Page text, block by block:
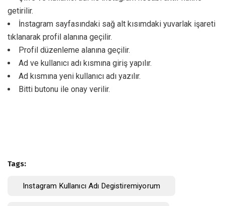
getirilir.
İnstagram sayfasındaki sağ alt kısımdaki yuvarlak işareti
tıklanarak profil alanına geçilir.
Profil düzenleme alanına geçilir.
Ad ve kullanıcı adı kısmına giriş yapılır.
Ad kısmına yeni kullanıcı adı yazılır.
Bitti butonu ile onay verilir.
Tags:
Instagram Kullanıcı Adı Degistiremiyorum